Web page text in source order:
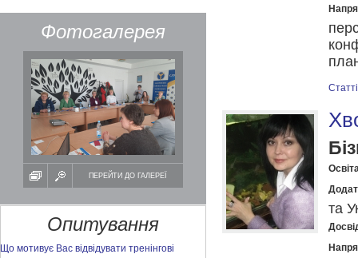
Фотогалерея
ПЕРЕЙТИ ДО ГАЛЕРЕЇ
Опитування
Що мотивує Вас відвідувати тренінгові
Статті
та